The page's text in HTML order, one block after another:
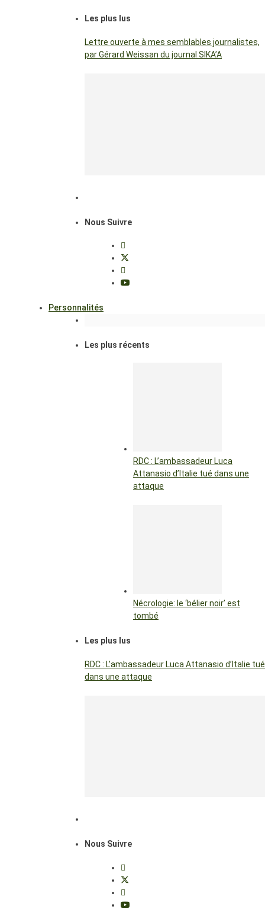
Les plus lus
Lettre ouverte à mes semblables journalistes,
par Gérard Weissan du journal SIKA’A
Nous Suivre
Personnalités
Les plus récents
RDC : L’ambassadeur Luca
Attanasio d’Italie tué dans une
attaque
Nécrologie: le ‘bélier noir’ est
tombé
Les plus lus
RDC : L’ambassadeur Luca Attanasio d’Italie tué
dans une attaque
Nous Suivre